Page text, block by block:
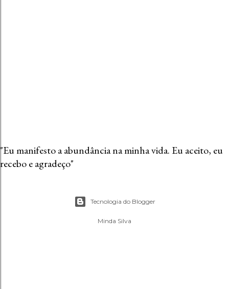
"Eu manifesto a abundância na minha vida. Eu aceito, eu
recebo e agradeço"
Tecnologia do Blogger
Minda Silva